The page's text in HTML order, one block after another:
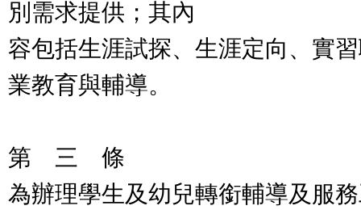
別需求提供；其內
容包括生涯試探、生涯定向、實
業教育與輔導。
第 三 條
為辦理學生及幼兒轉銜輔導及服